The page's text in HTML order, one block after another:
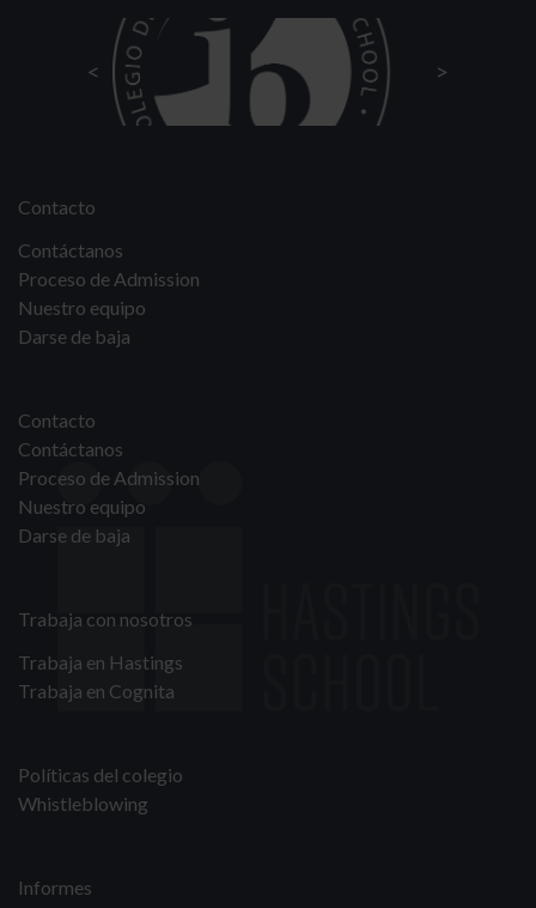
Contacto
Contáctanos
Proceso de Admission
Nuestro equipo
Darse de baja
Contacto
Contáctanos
Proceso de Admission
Nuestro equipo
Darse de baja
Trabaja con nosotros
Trabaja en Hastings
Trabaja en Cognita
Políticas del colegio
Whistleblowing
Informes